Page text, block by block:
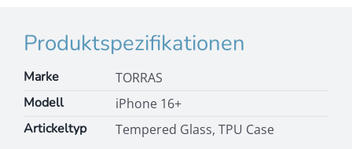
3
in
16
Pro
Produktspezifikationen
Marke
TORRAS
Modell
iPhone 16+
Artickeltyp
Tempered Glass, TPU Case